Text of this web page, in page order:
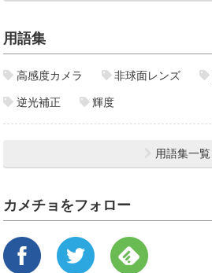
用語集
高感度カメラ 非球面レンズ
逆光補正 輝度
用語集一覧
カメチョをフォロー